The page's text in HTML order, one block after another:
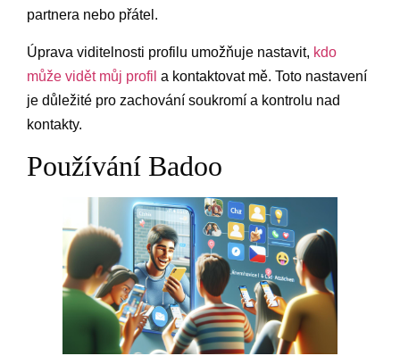
partnera nebo přátel.
Úprava viditelnosti profilu umožňuje nastavit, kdo
může vidět můj profil a kontaktovat mě. Toto nastavení
je důležité pro zachování soukromí a kontrolu nad
kontakty.
Používání Badoo